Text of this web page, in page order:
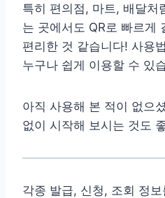
특히 편의점, 마트, 배달처
는 곳에서도 QR로 빠르게
편리한 것 같습니다! 사용
누구나 쉽게 이용할 수 있
아직 사용해 본 적이 없으
없이 시작해 보시는 것도
각종 발급, 신청, 조회 정보